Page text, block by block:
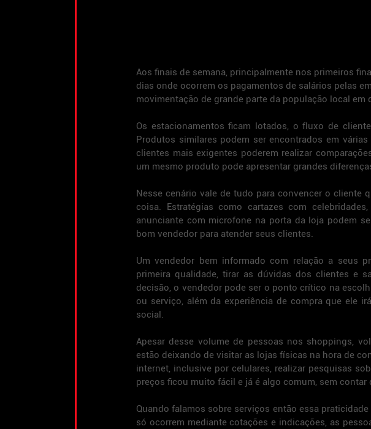
Aos finais de semana, principalmente nos primeiros
dias onde ocorrem os pagamentos de salários pelas
movimentação de grande parte da população local
Os estacionamentos ficam lotados, o fluxo de
Produtos similares podem ser encontrados em
clientes mais exigentes poderem realizar
um mesmo produto pode apresentar grandes
Nesse cenário vale de tudo para convencer o cliente
coisa. Estratégias como cartazes com
anunciante com microfone na porta da loja podem
bom vendedor para atender seus clientes.
Um vendedor bem informado com relação a seus
primeira qualidade, tirar as dúvidas dos clientes e
decisão, o vendedor pode ser o ponto crítico na
ou serviço, além da experiência de compra que ele
social.
Apesar desse volume de pessoas nos shoppings,
estão deixando de visitar as lojas físicas na hora de
internet, inclusive por celulares, realizar pesquisas
preços ficou muito fácil e já é algo comum, sem contar
Quando falamos sobre serviços então essa
só ocorrem mediante cotações e indicações, as